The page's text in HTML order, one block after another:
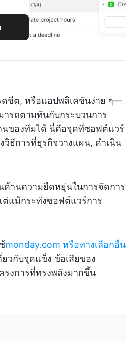
ดชีต, หรือแอปพลิเคชันง่าย ๆ—
ารถตามทันกับกระบวนการ
นของทีมได้ นี่คือจุดที่ซอฟต์แวร์
วิธีการที่ธุรกิจวางแผน, ดำเนิน
ด้านความยืดหยุ่นในการจัดการ
ต่แม้กระทั่งซอฟต์แวร์การ
monday.com หรือทางเลือกอื่น
วกับจุดแข็ง ข้อเสียของ
งการที่ทรงพลังมากขึ้น